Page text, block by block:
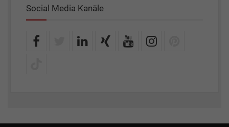
Social Media Kanäle